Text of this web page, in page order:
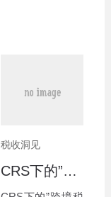
税收洞见
CRS下的”跨境税收筹划”，你需要注意的几个坑